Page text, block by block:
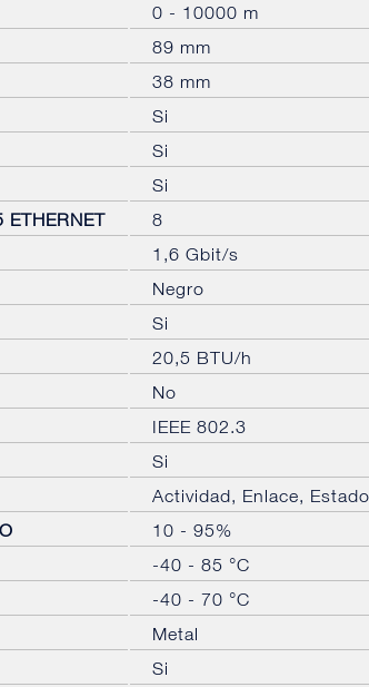
0 - 10000 m
89 mm
38 mm
Si
Si
Si
ETHERNET
8
1,6 Gbit/s
Negro
Si
20,5 BTU/h
No
IEEE 802.3
Si
Actividad, Enlace, Estado
10 - 95%
-40 - 85 °C
-40 - 70 °C
Metal
Si